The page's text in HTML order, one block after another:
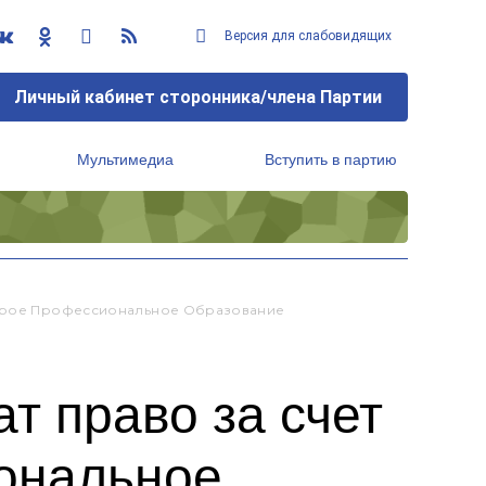
Версия для слабовидящих
Личный кабинет сторонника/члена Партии
Мультимедиа Вступить в партию
Профессиональное Образование
право за счет